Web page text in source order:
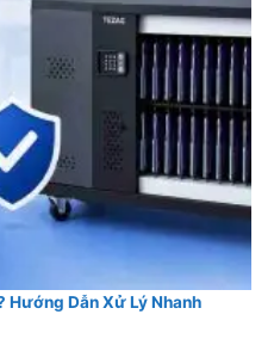
Hướng Dẫn Xử Lý Nhanh